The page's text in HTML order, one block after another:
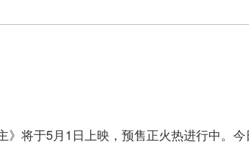
》将于5月1日上映，预售正火热进行中。